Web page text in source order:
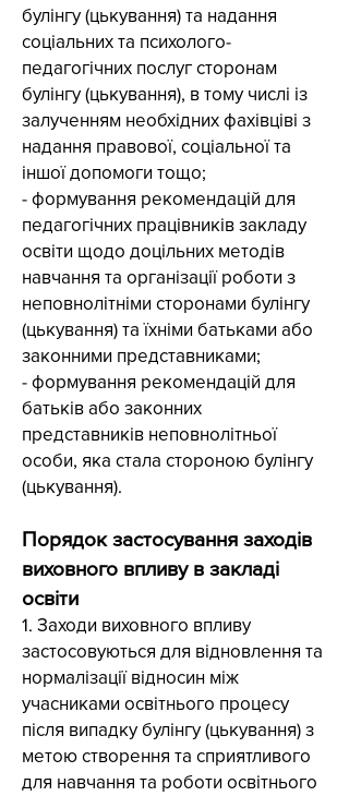
булінгу (цькування) та надання
соціальних та психолого-
педагогічних послуг сторонам
булінгу (цькування), в тому числі із
залученням необхідних фахівціві з
надання правової, соціальної та
іншої допомоги тощо;
- формування рекомендацій для
педагогічних працівників закладу
освіти щодо доцільних методів
навчання та організації роботи з
неповнолітніми сторонами булінгу
(цькування) та їхніми батьками або
законними представниками;
- формування рекомендацій для
батьків або законних
представників неповнолітньої
особи, яка стала стороною булінгу
(цькування).
Порядок застосування заходів
виховного впливу в закладі
освіти
1. Заходи виховного впливу
застосовуються для відновлення та
нормалізації відносин між
учасниками освітнього процесу
після випадку булінгу (цькування) з
метою створення та сприятливого
для навчання та роботи освітнього